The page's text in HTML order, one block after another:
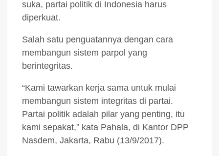
suka, partai politik di Indonesia harus
diperkuat.
Salah satu penguatannya dengan cara
membangun sistem parpol yang
berintegritas.
“Kami tawarkan kerja sama untuk mulai
membangun sistem integritas di partai.
Partai politik adalah pilar yang penting, itu
kami sepakat,” kata Pahala, di Kantor DPP
Nasdem, Jakarta, Rabu (13/9/2017).